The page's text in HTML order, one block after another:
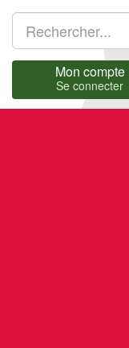
Mon compte
Se connecter